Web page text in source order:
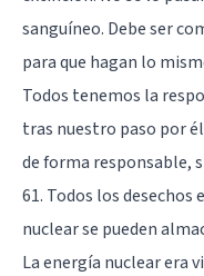
sanguíneo. Debe ser
para que hagan lo
Todos tenemos la
tras nuestro paso por
de forma responsable,
61. Todos los desechos
nuclear se pueden
La energía nuclear era